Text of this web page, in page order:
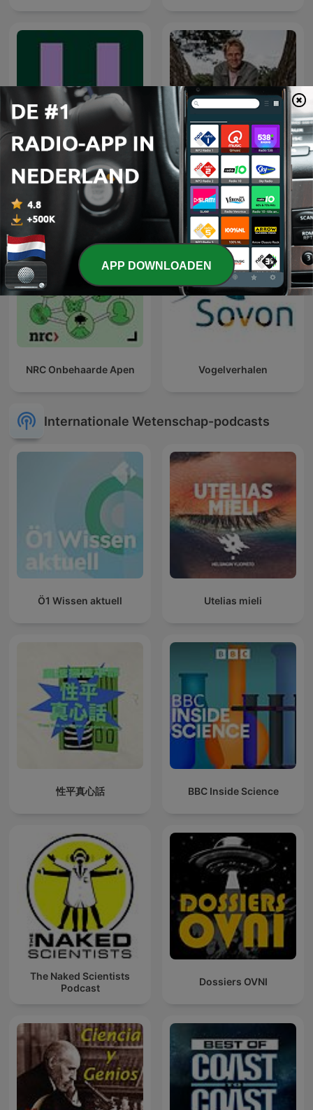
De Universiteit van
Vlaanderen Podcast
Vroege Vogels
NRC Onbehaarde Apen Vogelverhalen
Internationale Wetenschap-podcasts
Ö1 Wissen aktuell Utelias mieli
性平真心話 BBC Inside Science
The Naked Scientists
Podcast
Dossiers OVNI
APP DOWNLOADEN